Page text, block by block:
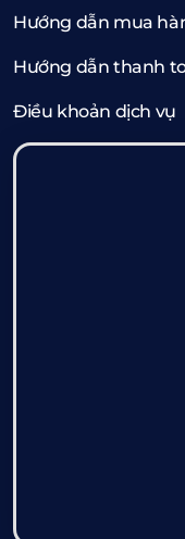
Hướng dẫn mua
Hướng dẫn thanh
Điều khoản dịch vụ